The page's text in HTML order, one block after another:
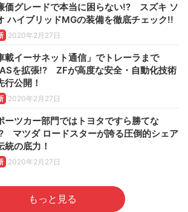
価グレードで本当に困らない!? スズキ ソ
ハイブリッドMGの装備を徹底チェック!!
2020年2月27日
載イーサネット通信」でトレーラまで
を拡張!? ZFが高度な安全・自動化技術
行公開！
2020年2月27日
ーツカー部門ではトヨタですら勝てな
マツダ ロードスターが誇る圧倒的シェア
統の底力！
2020年2月27日
もっと見る